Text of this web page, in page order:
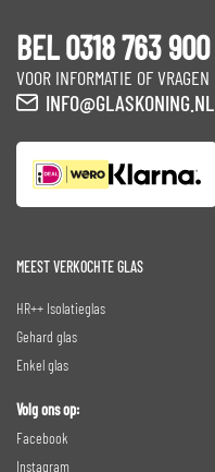
BEL 0318 763 900
VOOR INFORMATIE OF VRAGEN
INFO@GLASKONING.NL
MEEST VERKOCHTE GLAS
HR++ Isolatieglas
Gehard glas
Enkel glas
Volg ons op:
Facebook
Instagram